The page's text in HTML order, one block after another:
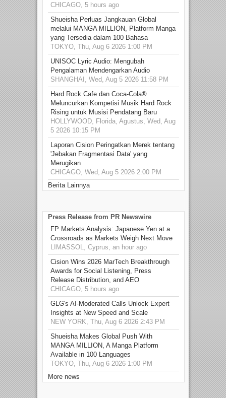
CHICAGO, 5 hours ago
Shueisha Perluas Jangkauan Global
melalui MANGA MILLION, Platform Manga
yang Tersedia dalam 100 Bahasa
TOKYO, Thu, Aug 6 2026 1:00 PM
UNISOC Lyric Audio: Mengubah
Pengalaman Mendengarkan Audio
SHANGHAI, Wed, Aug 5 2026 11:58 PM
Hard Rock Cafe dan Coca-Cola®
Meluncurkan Kompetisi Musik Hard Rock
Rising untuk Musisi Pendatang Baru
HOLLYWOOD, Florida, Agustus, Wed, Aug
5 2026 10:15 PM
Laporan Cision Peringatkan Merek tentang
'Jebakan Fragmentasi Data' yang
Merugikan
CHICAGO, Wed, Aug 5 2026 2:00 PM
Berita Lainnya
Press Release from PR Newswire
FP Markets Analysis: Japanese Yen at a
Crossroads as Markets Weigh Next Move
LIMASSOL, Cyprus, an hour ago
Cision Wins 2026 MarTech Breakthrough
Awards for Social Listening, Press
Release Distribution, and AEO
CHICAGO, 5 hours ago
GLG's AI-Moderated Calls Unlock Expert
Insights at New Speed and Scale
NEW YORK, Thu, Aug 6 2026 2:43 PM
Shueisha Makes Global Push With
MANGA MILLION, A Manga Platform
Available in 100 Languages
TOKYO, Thu, Aug 6 2026 1:00 PM
More news